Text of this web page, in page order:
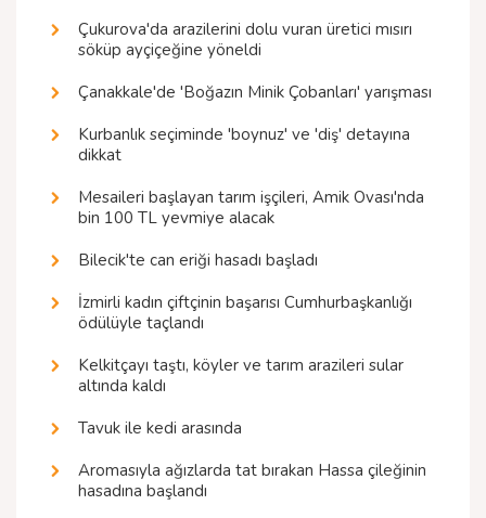
Çukurova'da arazilerini dolu vuran üretici mısırı
söküp ayçiçeğine yöneldi
Çanakkale'de 'Boğazın Minik Çobanları' yarışması
Kurbanlık seçiminde 'boynuz' ve 'diş' detayına
dikkat
Mesaileri başlayan tarım işçileri, Amik Ovası'nda
bin 100 TL yevmiye alacak
Bilecik'te can eriği hasadı başladı
İzmirli kadın çiftçinin başarısı Cumhurbaşkanlığı
ödülüyle taçlandı
Kelkitçayı taştı, köyler ve tarım arazileri sular
altında kaldı
Tavuk ile kedi arasında
Aromasıyla ağızlarda tat bırakan Hassa çileğinin
hasadına başlandı